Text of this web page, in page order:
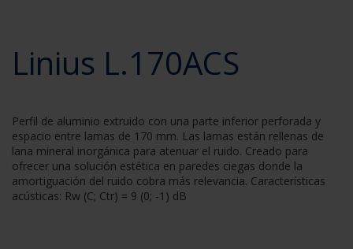
Linius L.170ACS
Perfil de aluminio extruido con una parte inferior perforada y
espacio entre lamas de 170 mm. Las lamas están rellenas de
lana mineral inorgánica para atenuar el ruido. Creado para
ofrecer una solución estética en paredes ciegas donde la
amortiguación del ruido cobra más relevancia. Características
acústicas: Rw (C; Ctr) = 9 (0; -1) dB